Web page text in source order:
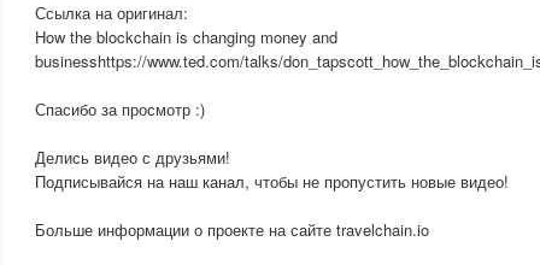
Ссылка на оригинал:
How the blockchain is changing money and
businesshttps://www.ted.com/talks/
Спасибо за просмотр :)
Делись видео с друзьями!
Подписывайся на наш канал, чтобы не пропустить новые видео!
Больше информации о проекте на сайте travelchain.io